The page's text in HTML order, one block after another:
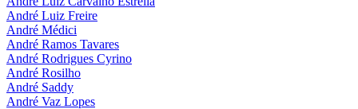
André Luiz Freire
André Médici
André Ramos Tavares
André Rodrigues Cyrino
André Rosilho
André Saddy
André Vaz Lopes